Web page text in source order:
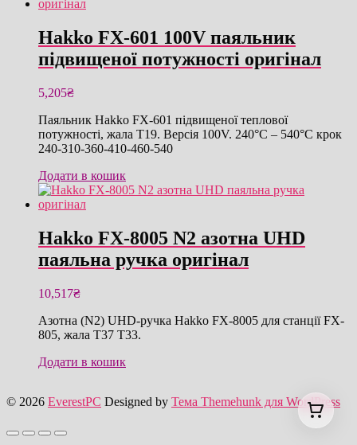
Hakko FX-601 100V паяльник
підвищеної потужності оригінал
5,205₴
Паяльник Hakko FX-601 підвищеної теплової
потужності, жала T19. Версія 100V. 240°C – 540°C крок
240-310-360-410-460-540
Додати в кошик
Hakko FX-8005 N2 азотна UHD
паяльна ручка оригінал
10,517₴
Азотна (N2) UHD-ручка Hakko FX-8005 для станції FX-
805, жала T37 T33.
Додати в кошик
© 2026 EverestPC Designed by Тема Themehunk для WordPress